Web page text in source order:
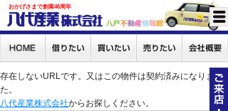
おかげさまで創業46周年
存在しないURLです。又はこの物件は契約済みになりまし
た。
八代産業株式会社からお探しください。